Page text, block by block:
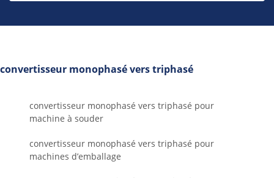
convertisseur monophasé vers triphasé
convertisseur monophasé vers triphasé pour
machine à souder
convertisseur monophasé vers triphasé pour
machines d’emballage